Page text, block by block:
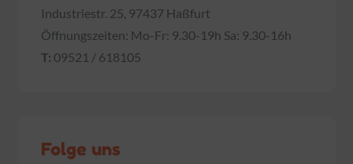
Industriestr. 25, 97437 Haßfurt
Öffnungszeiten: Mo-Fr: 9.30-19h Sa: 9.30-16h
T: 09521 / 618105
Folge uns